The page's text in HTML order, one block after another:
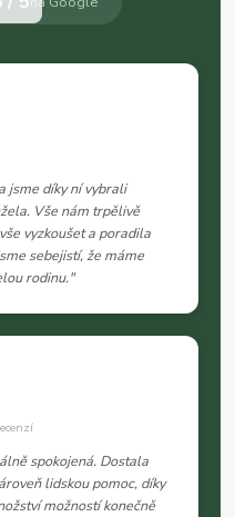
jsme díky ní vybrali
Vše nám trpělivě
vyzkoušet a poradila
sebejistí, že máme
rodinu."
spokojená. Dostala
lidskou pomoc, díky
možností konečně